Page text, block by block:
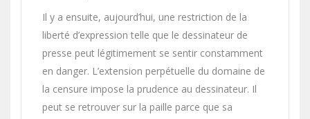
Il y a ensuite, aujourd’hui, une restriction de la
liberté d’expression telle que le dessinateur de
presse peut légitimement se sentir constamment
en danger. L’extension perpétuelle du domai­ne de
la censure impose la prudence au dessinateur. Il
peut se retrouver sur la paille parce que sa